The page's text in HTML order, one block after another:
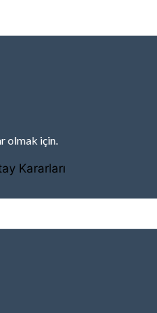
olmak için.
Kararları